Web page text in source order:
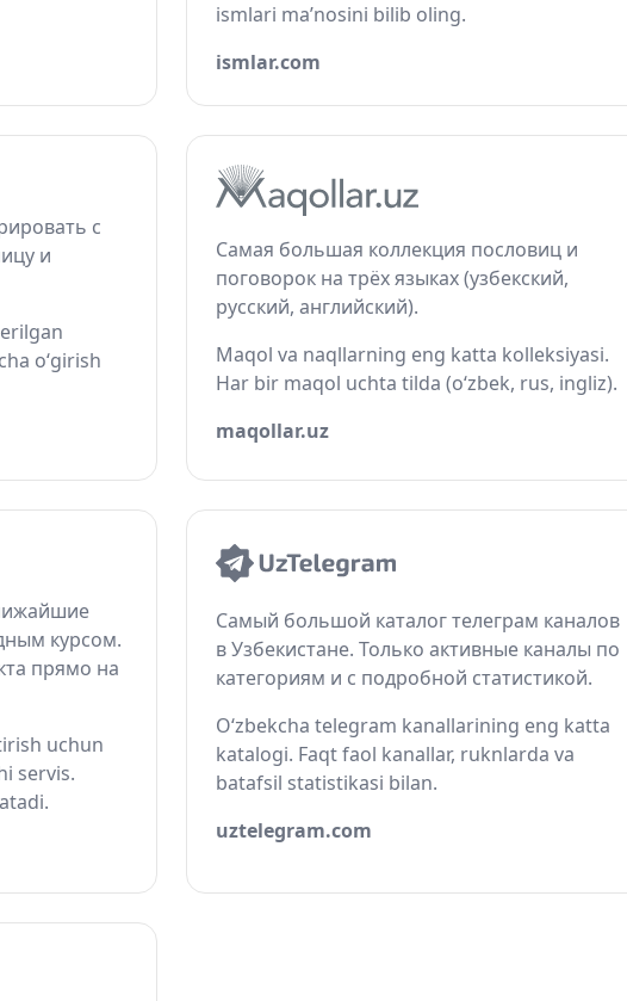
ismlari ma’nosini bilib oling.
ismlar.com
с
и
o‘girish
Самая большая коллекция пословиц и
поговорок на трёх языках (узбекский,
русский, английский).
Maqol va naqllarning eng katta kolleksiyasi.
Har bir maqol uchta tilda (o‘zbek, rus, ingliz).
maqollar.uz
курсом.
прямо на
uchun
servis.
Самый большой каталог телеграм каналов
в Узбекистане. Только активные каналы по
категориям и с подробной статистикой.
O‘zbekcha telegram kanallarining eng katta
katalogi. Faqt faol kanallar, ruknlarda va
batafsil statistikasi bilan.
uztelegram.com